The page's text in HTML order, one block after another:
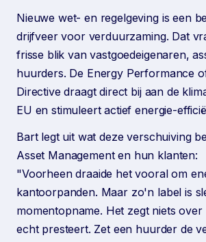
Nieuwe wet- en regelgeving is een
drijfveer voor verduurzaming. Dat
frisse blik van vastgoedeigenaren,
huurders. De Energy Performance
Directive draagt direct bij aan de
EU en stimuleert actief energie-
Bart legt uit wat deze verschuiving
Asset Management en hun klanten:
"Voorheen draaide het vooral om
kantoorpanden. Maar zo'n label is
momentopname. Het zegt niets
echt presteert. Zet een huurder de